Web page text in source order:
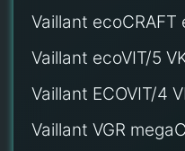
Vaillant ecoCRAFT
Vaillant ecoVIT/5
Vaillant ECOVIT/4
Vaillant VGR